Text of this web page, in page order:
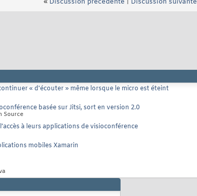
« Discussion précédente Discussion suivante
« d'écouter » même lorsque le micro est éteint
basée sur Jitsi, sort en version 2.0
Source
à leurs applications de visioconférence
mobiles Xamarin